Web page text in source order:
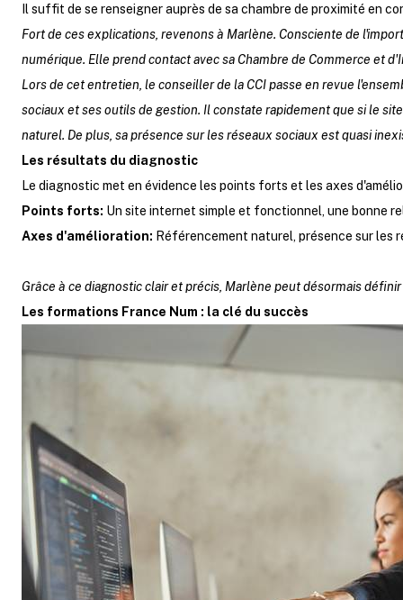
Il suffit de se renseigner auprès de sa chambre de proximité en
Fort de ces explications, revenons à Marlène. Consciente de
numérique. Elle prend contact avec sa Chambre de Commerce et
Lors de cet entretien, le conseiller de la CCI passe en revue
sociaux et ses outils de gestion. Il constate rapidement que si le
naturel. De plus, sa présence sur les réseaux sociaux est quasi
Les résultats du diagnostic
Le diagnostic met en évidence les points forts et les axes
Points forts: Un site internet simple et fonctionnel, une bonne
Axes d'amélioration: Référencement naturel, présence sur les
Grâce à ce diagnostic clair et précis, Marlène peut désormais
Les formations France Num : la clé du succès